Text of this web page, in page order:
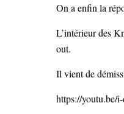
On a enfin la
L’intérieur des
out.
Il vient de
https://youtu.be/